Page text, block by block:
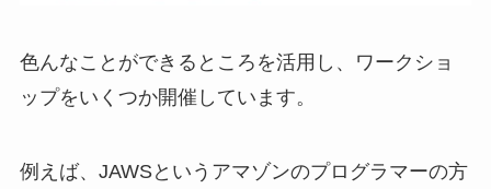
色んなことができるところを活用し、ワークショ
ップをいくつか開催しています。
例えば、JAWSというアマゾンのプログラマーの方